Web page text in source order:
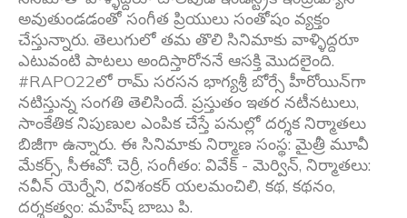
అవుతుండడంతో సంగీత ప్రియులు సంతోషం వ్యక్తం
చేస్తున్నారు.‌ తెలుగులో తమ తొలి సినిమాకు వాళ్ళిద్దరూ
ఎటువంటి పాటలు అందిస్తారోననే ఆసక్తి మొదలైంది.
#RAPO22లో రామ్ సరసన భాగ్యశ్రీ బోర్సే హీరోయిన్‌గా
నటిస్తున్న సంగతి తెలిసిందే.‌ ప్రస్తుతం ఇతర నటీనటులు,
సాంకేతిక నిపుణుల ఎంపిక చేస్తే పనుల్లో దర్శక నిర్మాతలు
బిజీగా ఉన్నారు. ఈ సినిమాకు నిర్మాణ సంస్థ: మైత్రీ మూవీ
మేకర్స్, సీఈవో: చెర్రీ, సంగీతం: వివేక్ - మెర్విన్, నిర్మాతలు:
నవీన్ యెర్నేని, రవిశంకర్ యలమంచిలి, కథ, కథనం,
దర్శకత్వం: మహేష్ బాబు పి.